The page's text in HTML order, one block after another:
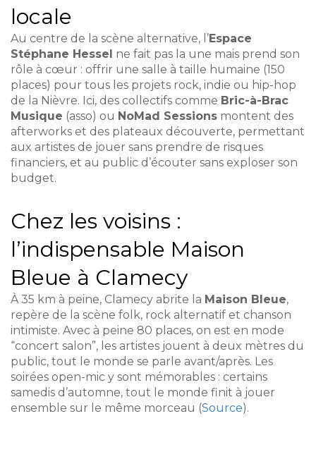
locale
Au centre de la scène alternative, l’Espace
Stéphane Hessel ne fait pas la une mais prend son
rôle à cœur : offrir une salle à taille humaine (150
places) pour tous les projets rock, indie ou hip-hop
de la Nièvre. Ici, des collectifs comme Bric-à-Brac
Musique (asso) ou NoMad Sessions montent des
afterworks et des plateaux découverte, permettant
aux artistes de jouer sans prendre de risques
financiers, et au public d’écouter sans exploser son
budget.
Chez les voisins :
l’indispensable Maison
Bleue à Clamecy
À 35 km à peine, Clamecy abrite la Maison Bleue,
repère de la scène folk, rock alternatif et chanson
intimiste. Avec à peine 80 places, on est en mode
“concert salon”, les artistes jouent à deux mètres du
public, tout le monde se parle avant/après. Les
soirées open-mic y sont mémorables : certains
samedis d’automne, tout le monde finit à jouer
ensemble sur le même morceau (Source).